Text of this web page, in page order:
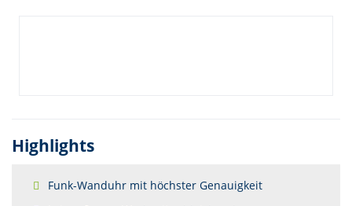
Highlights
Funk-Wanduhr mit höchster Genauigkeit